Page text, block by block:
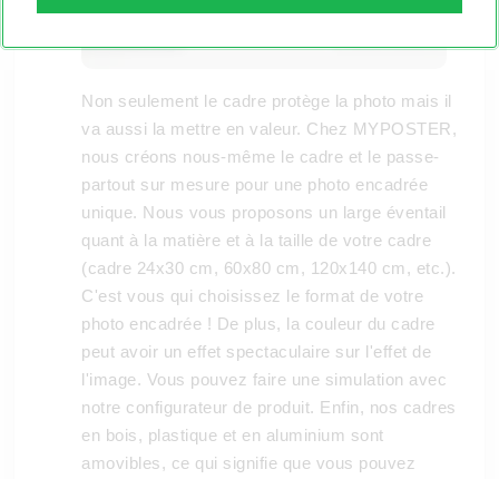
Non seulement le cadre protège la photo mais il
va aussi la mettre en valeur. Chez MYPOSTER,
nous créons nous-même le cadre et le passe-
partout sur mesure pour une photo encadrée
unique. Nous vous proposons un large éventail
quant à la matière et à la taille de votre cadre
(cadre 24x30 cm, 60x80 cm, 120x140 cm, etc.).
C'est vous qui choisissez le format de votre
photo encadrée ! De plus, la couleur du cadre
peut avoir un effet spectaculaire sur l'effet de
l'image. Vous pouvez faire une simulation avec
notre configurateur de produit. Enfin, nos cadres
en bois, plastique et en aluminium sont
amovibles, ce qui signifie que vous pouvez